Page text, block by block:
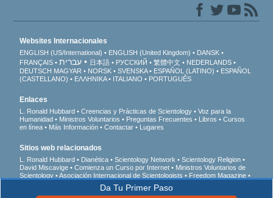
Da Tu Primer Paso
Websites Internacionales
ENGLISH (US/International) ENGLISH (United Kingdom)
DANSK
FRANÇAIS
עברית 日本語 РУССКИЙ 繁體中文
NEDERLANDS
DEUTSCH MAGYAR NORSK SVENSKA ESPAÑOL (LATINO)
ESPAÑOL
(CASTELLANO)
ΕΛΛΗΝΙΚA ITALIANO PORTUGUÊS
Enlaces
L. Ronald Hubbard Creencias y Prácticas de Scientology
Voz para la
Humanidad
Ministros Voluntarios Preguntas Frecuentes Libros
Cursos
en línea
Más Información Contactar Lugares
Sitios web relacionados
L. Ronald Hubbard Dianética Scientology Network
Scientology Religion
David Miscavige
Comienza un Curso por Internet
Ministros Voluntarios de
Scientology
Asociación Internacional de Scientologists
Freedom Magazine
En Apoyo de Un Mundo Sin Drogas
Jóvenes por los Derechos Humanos